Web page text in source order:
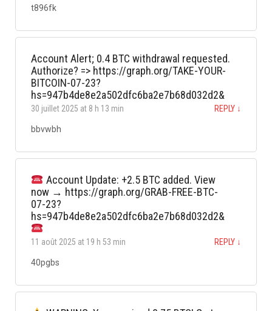
t896fk
Account Alert; 0.4 BTC withdrawal requested.
Authorize? => https://graph.org/TAKE-YOUR-
BITCOIN-07-23?
hs=947b4de8e2a502dfc6ba2e7b68d032d2&
30 juillet 2025 at 8 h 13 min REPLY ↓
bbvwbh
Account Update: +2.5 BTC added. View
now → https://graph.org/GRAB-FREE-BTC-
07-23?
hs=947b4de8e2a502dfc6ba2e7b68d032d2&
11 août 2025 at 19 h 53 min REPLY ↓
40pgbs